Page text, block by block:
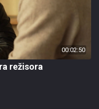
00:02:50
režisora